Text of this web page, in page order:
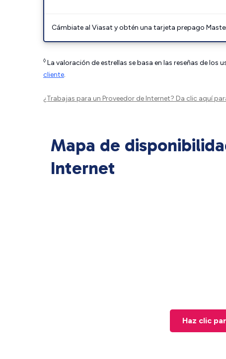
Cámbiate al Viasat y obtén una tarjeta prepago
◊ La valoración de estrellas se basa en las reseñas de los
cliente.
¿Trabajas para un Proveedor de Internet? Da clic aquí
Mapa de
Internet
Haz clic